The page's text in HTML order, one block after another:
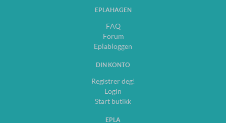
EPLAHAGEN
FAQ
Forum
Eplabloggen
DIN KONTO
Registrer deg!
Login
Start butikk
EPLA